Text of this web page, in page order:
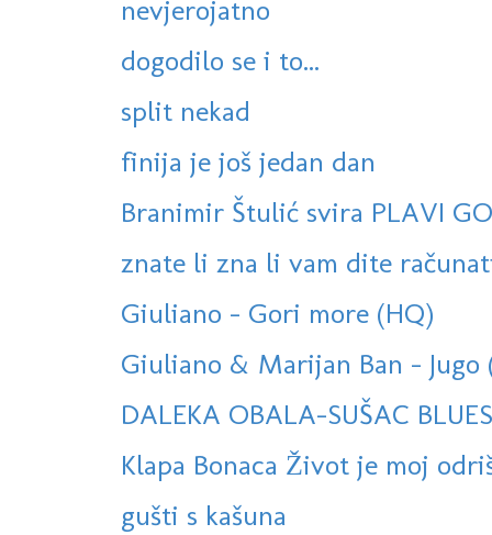
nevjerojatno
dogodilo se i to...
split nekad
finija je još jedan dan
Branimir Štulić svira PLAVI
znate li zna li vam dite
Giuliano - Gori more (HQ)
Giuliano & Marijan Ban - Jugo
DALEKA OBALA-SUŠAC BLUES
Klapa Bonaca Život je moj
gušti s kašuna